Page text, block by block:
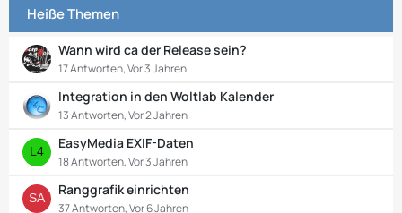
Heiße Themen
Wann wird ca der Release sein?
17 Antworten, Vor 3 Jahren
Integration in den Woltlab Kalender
13 Antworten, Vor 2 Jahren
EasyMedia EXIF-Daten
18 Antworten, Vor 3 Jahren
Ranggrafik einrichten
37 Antworten, Vor 6 Jahren